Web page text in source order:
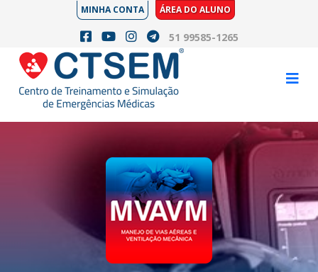
MINHA CONTA ÁREA DO ALUNO
51 99585-1265